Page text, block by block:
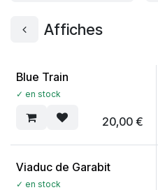
Affiches
Blue Train
✓ en stock
20,00€
Viaduc de Garabit
✓ en stock